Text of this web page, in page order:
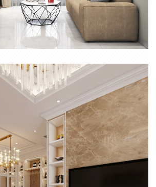
TRỌN GÓI NỘI THẤT CĂN HỘ SAIGON
AVENUE THỦ ĐỨC